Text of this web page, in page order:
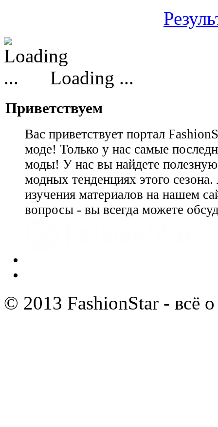
Loading ...
Приветствуем
Вас приветствует портал
моде! Только у нас самые
моды! У нас вы найдете
модных тенденциях этого
изучения материалов на нашем
вопросы - вы всегда можете
© 2013 FashionStar - всё